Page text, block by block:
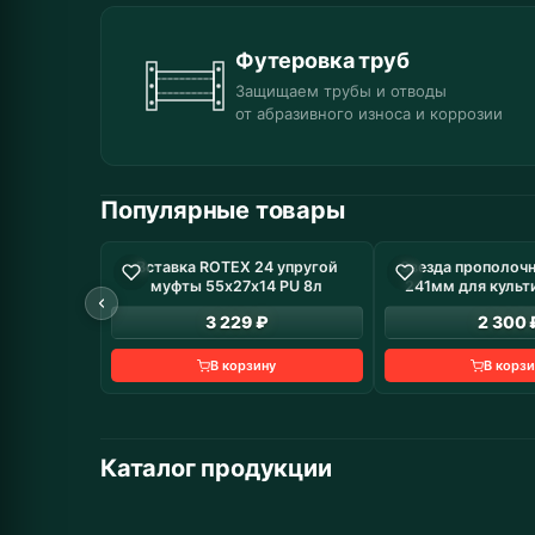
Футеровка труб
Защищаем трубы и отводы
от абразивного износа и коррозии
Популярные товары
В наличие: 8 шт
Вставка ROTEX 24 упругой
муфты 55х27х14 PU 8л
3 229 ₽
В корзину
В
Звезда
241мм для
2 300
В
Каталог продукции
Автомобильные запчасти